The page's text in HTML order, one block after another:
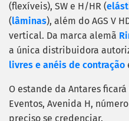
(flexíveis), SW e H/HR (
(lâminas), além do AGS V
vertical. Da marca alemã
a única distribuidora
livres e anéis de contração
O estande da Antares
Eventos, Avenida H,
preciso se credenciar.